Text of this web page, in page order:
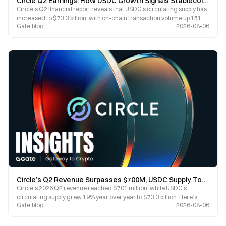
Circle’s Q2 financial report reveals that USDC’s circulating supply has
increased to $73.3 billion, with on-chain transaction volume up 151%
year-over-year.
Gate.blog 2026-08-06
Circle’s Q2 Revenue Surpasses $700M, USDC Supply Tops $73B: How Compliance Is Powering Growth?
Circle’s 2026 Q2 revenue reached $701 million, while USDC’s
circulating supply grew 19% year over year to $73.3 billion. Here’s
what it signals about the stablecoin market’s competitive landscape,
Gate.blog 2026-08-06